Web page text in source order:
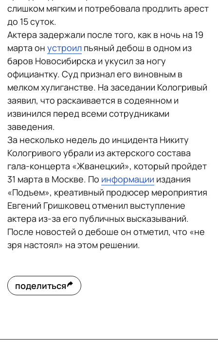
слишком мягким и потребовала продлить арест
до 15 суток.
Актера задержали после того, как в ночь на 19
марта он устроил пьяный дебош в одном из
баров Новосибирска и укусил за ногу
официантку. Суд признал его виновным в
мелком хулиганстве. На заседании Кологривый
заявил, что раскаивается в содеянном и
извинился перед всеми сотрудниками
заведения.
За несколько недель до инцидента Никиту
Кологривого убрали из актерского состава
гала-концерта «Жванецкий», который пройдет
31 марта в Москве. По информации издания
«Подъем», креативный продюсер мероприятия
Евгений Гришковец отменил выступление
актера из-за его публичных высказываний.
После новостей о дебоше он отметил, что «не
зря настоял» на этом решении.
поделиться